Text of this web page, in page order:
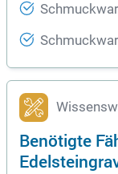
Benötigte